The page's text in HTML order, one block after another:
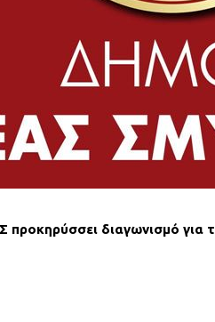
προκηρύσσει διαγωνισμό για